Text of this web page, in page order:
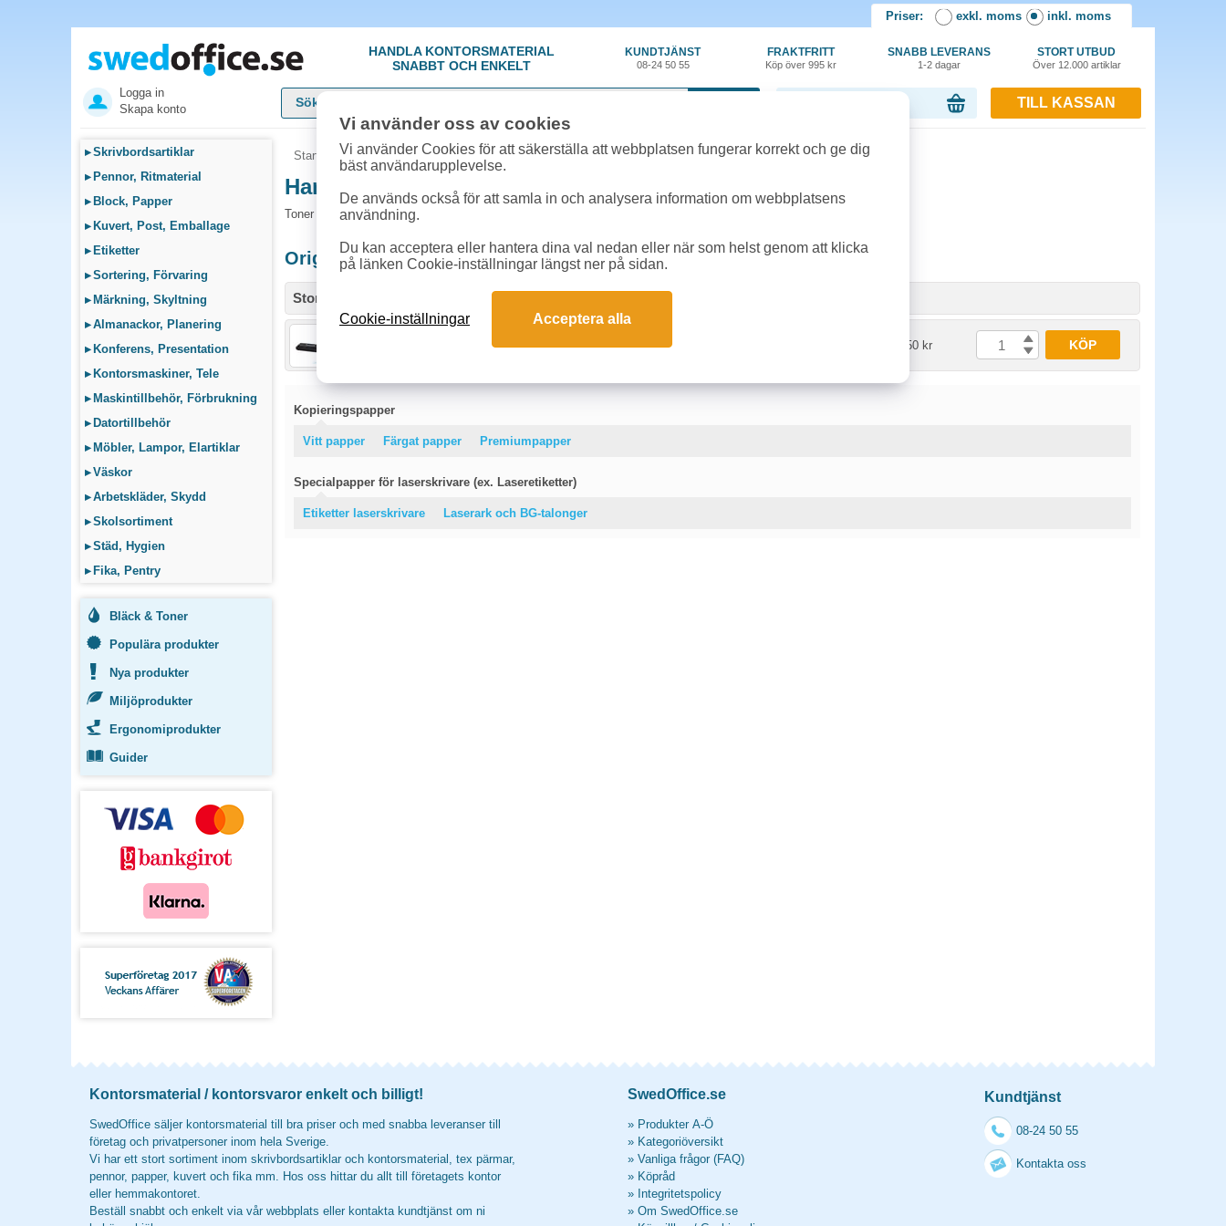
Priser: exkl. moms inkl. moms
HANDLA KONTORSMATERIAL
SNABBT OCH ENKELT
KUNDTJÄNST
08-24 50 55
FRAKTFRITT
Köp över 995 kr
SNABB LEVERANS
1-2 dagar
STORT UTBUD
Över 12.000 artiklar
Logga in
Skapa konto
TILL KASSAN
▸Skrivbordsartiklar
▸ Pennor, Ritmaterial
▸ Block, Papper
▸ Kuvert, Post, Emballage
▸ Etiketter
▸Sortering, Förvaring
▸ Märkning, Skyltning
▸Almanackor, Planering
▸ Konferens, Presentation
▸ Kontorsmaskiner, Tele
▸ Maskintillbehör, Förbrukning
▸ Datortillbehör
▸ Möbler, Lampor, Elartiklar
▸Väskor
▸Arbetskläder, Skydd
▸Skolsortiment
▸Städ, Hygien
▸ Fika, Pentry
Bläck & Toner
Populära produkter
Nya produkter
Miljöprodukter
Ergonomiprodukter
Guider
Startsida » Sök bläck & toner»Mita FS 9530 DN/D
Handla Toner till Mita FS 9530 DN/D online
Toner och tillbehör som passar till Mita FS 9530 DN/D
Originalprodukter till Mita FS 9530 DN/D
Storlek / info
Toner Kyocera TK-710 40k svart 2822.50 kr KÖP
Kopieringspapper
Vitt papper Färgat papper Premiumpapper
Specialpapper för laserskrivare (ex. Laseretiketter)
Etiketter laserskrivare Laserark och BG-talonger
Kontorsmaterial / kontorsvaror enkelt och billigt!
SwedOffice säljer kontorsmaterial till bra priser och med snabba leveranser till
företag och privatpersoner inom hela Sverige.
Vi har ett stort sortiment inom skrivbordsartiklar och kontorsmaterial, tex pärmar,
pennor, papper, kuvert och fika mm. Hos oss hittar du allt till företagets kontor
eller hemmakontoret.
Beställ snabbt och enkelt via vår webbplats eller kontakta kundtjänst om ni
SwedOffice.se
» Produkter A-Ö
» Kategoriöversikt
» Vanliga frågor (FAQ)
» Köpråd
» Integritetspolicy
» Om SwedOffice.se
Kundtjänst
08-24 50 55
Kontakta oss
Vi använder oss av cookies
Vi använder Cookies för att säkerställa att webbplatsen fungerar korrekt och ge dig
bäst användarupplevelse.
De används också för att samla in och analysera information om webbplatsens
användning.
Du kan acceptera eller hantera dina val nedan eller när som helst genom att klicka
på länken Cookie-inställningar längst ner på sidan.
Cookie-inställningar Acceptera alla